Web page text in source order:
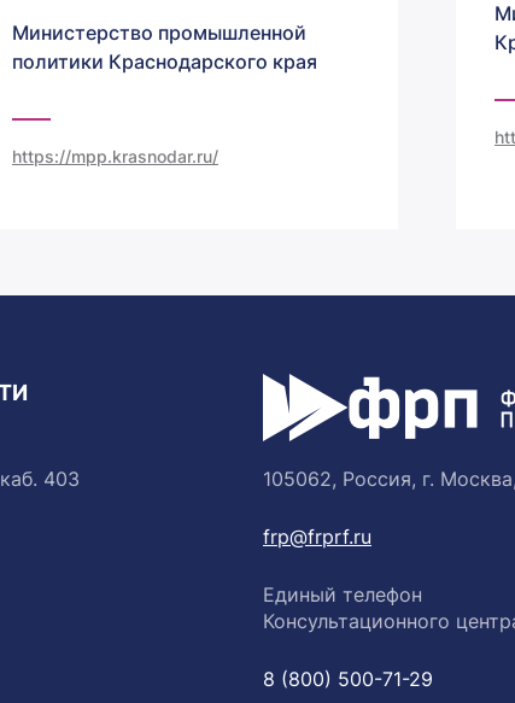
Министерство промышленной
политики Краснодарского края
https://mpp.krasnodar.ru/
403 105062, Россия, г.
frp@frprf.ru
Единый телефон
Консультационного
8 (800) 500-71-29